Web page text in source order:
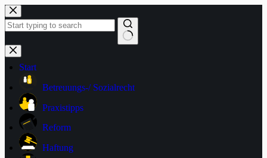
Zum
Inhalt
springen
Keine
Ergebnisse
Start
Betreuungs-/ Sozialrecht
Praxistipps
Reform
Haftung